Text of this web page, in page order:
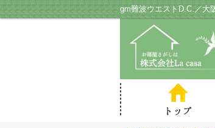
gm難波ウエストD.C.／大